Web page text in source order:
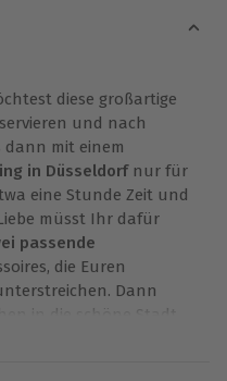
diese großartige
und nach
dann mit einem
in Düsseldorfnur für
eine Stunde Zeit und
müsst Ihr dafür
passende
die Euren
Dann
in die schöne Stadt
einen gemeinsamen